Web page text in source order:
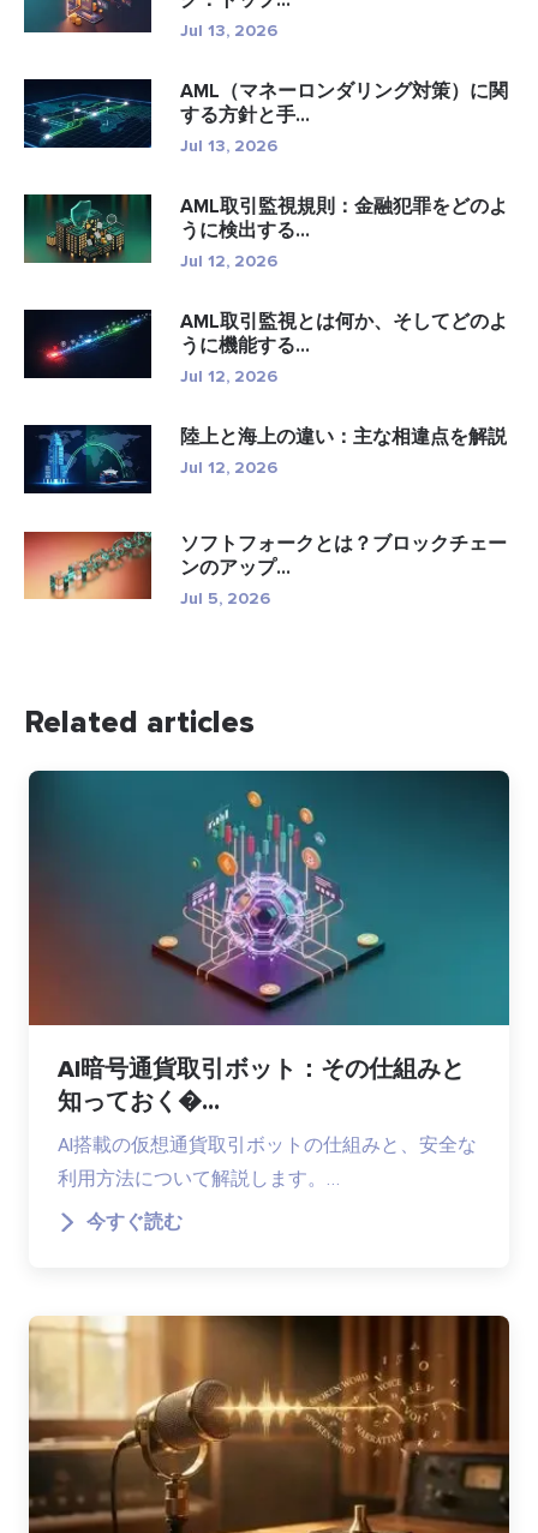
Jul 13, 2026
AML（マネーロンダリング対策）に関
する方針と手...
Jul 13, 2026
AML取引監視規則：金融犯罪をどのよ
うに検出する...
Jul 12, 2026
AML取引監視とは何か、そしてどのよ
うに機能する...
Jul 12, 2026
陸上と海上の違い：主な相違点を解説
Jul 12, 2026
ソフトフォークとは？ブロックチェー
ンのアップ...
Jul 5, 2026
Related articles
AI暗号通貨取引ボット：その仕組みと
知っておく�...
AI搭載の仮想通貨取引ボットの仕組みと、安全な
利用方法について解説します。…
今すぐ読む